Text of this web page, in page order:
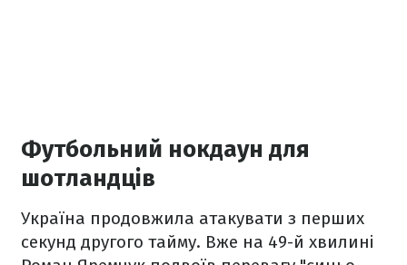
Футбольний нокдаун для
шотландців
Україна продовжила атакувати з перших
секунд другого тайму. Вже на 49-й хвилині